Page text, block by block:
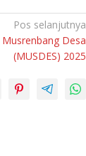
Pos selanjutnya
Desa
(MUSDES) 2025